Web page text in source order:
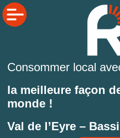
Consommer local
la meilleure façon
monde !
Val de l’Eyre –